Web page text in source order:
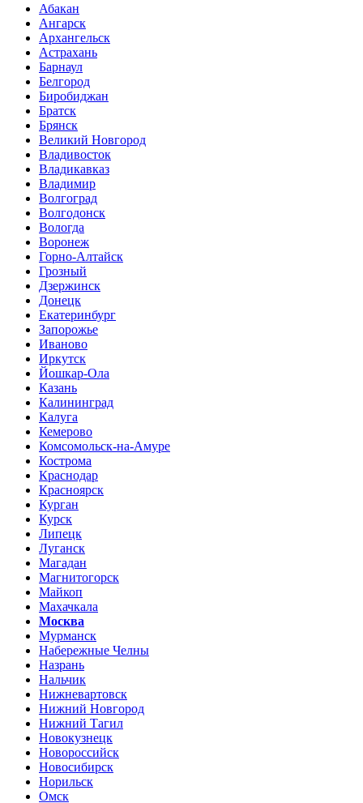
Абакан
Ангарск
Архангельск
Астрахань
Барнаул
Белгород
Биробиджан
Братск
Брянск
Великий Новгород
Владивосток
Владикавказ
Владимир
Волгоград
Волгодонск
Вологда
Воронеж
Горно-Алтайск
Грозный
Дзержинск
Донецк
Екатеринбург
Запорожье
Иваново
Иркутск
Йошкар-Ола
Казань
Калининград
Калуга
Кемерово
Комсомольск-на-Амуре
Кострома
Краснодар
Красноярск
Курган
Курск
Липецк
Луганск
Магадан
Магнитогорск
Майкоп
Махачкала
Москва
Мурманск
Набережные Челны
Назрань
Нальчик
Нижневартовск
Нижний Новгород
Нижний Тагил
Новокузнецк
Новороссийск
Новосибирск
Норильск
Омск